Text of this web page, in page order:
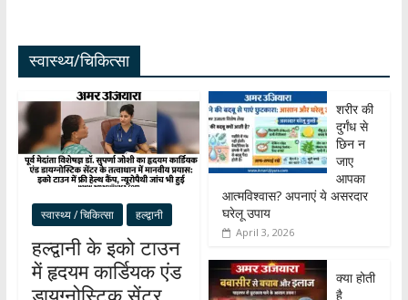
स्वास्थ्य/चिकित्सा
स्वास्थ्य / चिकित्सा हल्द्वानी
हल्द्वानी के इको टाउन
में हृदयम कार्डियक एंड
डायग्नोस्टिक सेंटर
शरीर की
दुर्गंध से
छिन न
जाए
आपका
आत्मविश्वास? अपनाएं ये असरदार
घरेलू उपाय
April 3, 2026
क्या होती
है